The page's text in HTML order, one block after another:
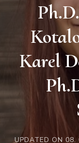
Karel
UPDATED ON 08.